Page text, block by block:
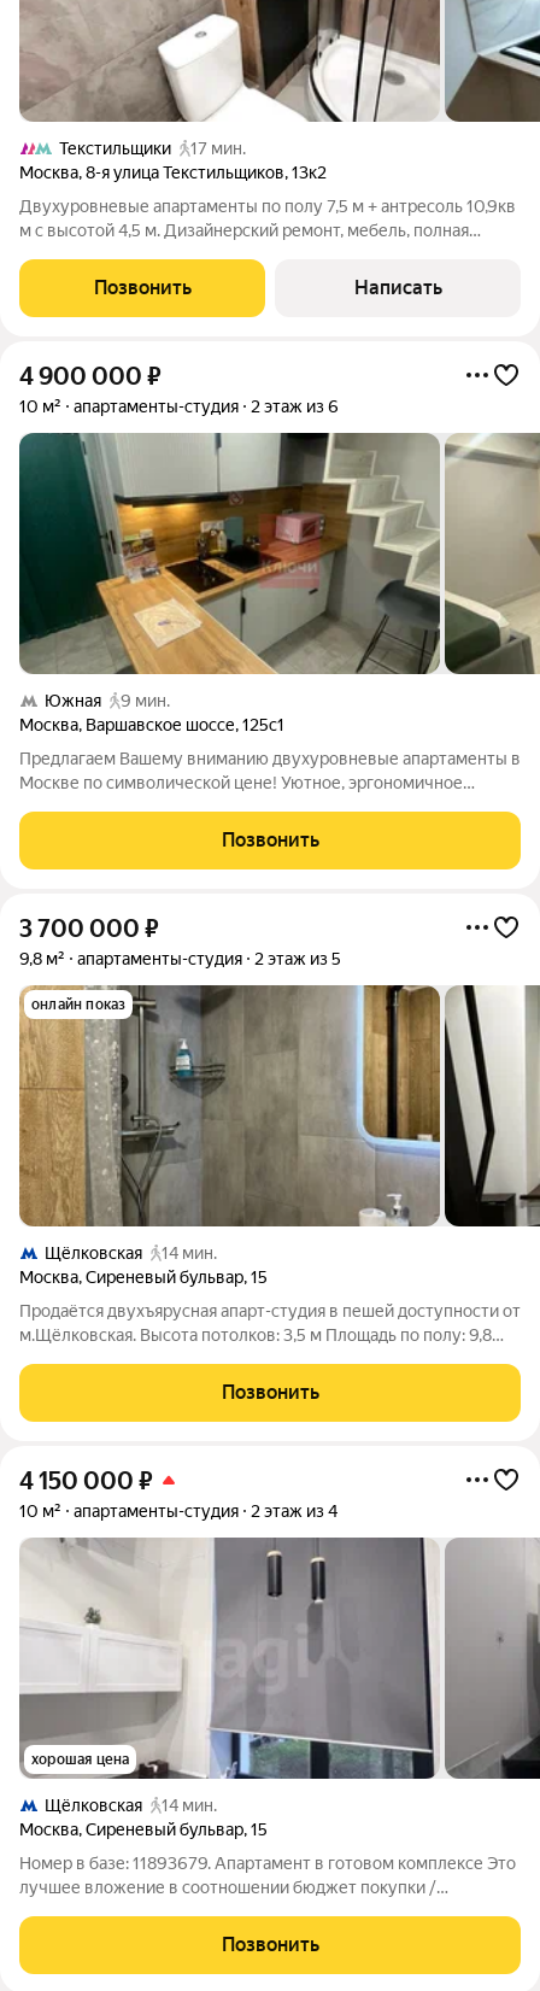
Текстильщики
17 мин.
Москва,8-я улица Текстильщиков,13к2
Двухуровневые апартаменты по полу 7,5 м + антресоль 10,9кв
м с высотой 4,5 м. Дизайнерский ремонт, мебель, полная
живите с первого дня после сделки. Локация Текстильщики (15
мин. спокойным
Позвонить Написать
4 900 000 ₽
10 м² апартаменты-студия 2 этаж из 6
Южная
9 мин.
Москва, Варшавское шоссе,125с1
Предлагаем Вашему вниманию двухуровневые апартаменты в
Москве по символической цене! Уютное, эргономичное
этаж спальня или рабочий
Позвонить
3 700 000 ₽
9,8 м² апартаменты-студия 2 этаж из 5
онлайн показ
Щёлковская
14 мин.
Москва,Сиреневый бульвар,15
Продаётся двухъярусная апарт-студия в пешей доступности от
м.Щёлковская. Высота потолков: 3,5 м Площадь по полу: 9,8
холодильником, индукционной плитой, местами для хранения
посуды и продуктов,
Позвонить
4 150 000 ₽
10 м² апартаменты-студия 2 этаж из 4
хорошая цена
Щёлковская
14 мин.
Москва,Сиреневый бульвар,15
Номер в базе: 11893679. Апартамент в готовом комплексе Это
лучшее вложение в соотношении бюджет покупки /
арендного бизнеса, а также вашего проживания, в готовом
здании после капитального ремонта. О
Позвонить